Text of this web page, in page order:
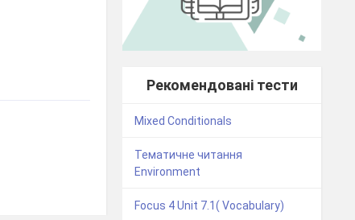
Рекомендовані тести
Mixed Conditionals
Тематичне читання
Environment
Focus 4 Unit 7.1( Vocabulary)